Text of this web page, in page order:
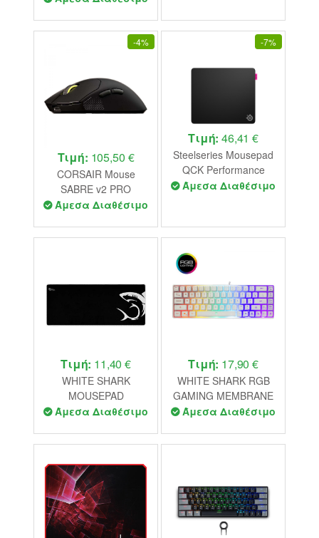
-4%
Τιμή: 105,50 €
CORSAIR Mouse
SABRE v2 PRO
Ultralight (Black) ( CH-
Άμεσα Διαθέσιμο
-7%
Τιμή:46,41 €
Steelseries Mousepad
QCK Performance
Large - Speed (63430)
Άμεσα Διαθέσιμο
Τιμή: 11,40 €
WHITE SHARK
MOUSEPAD
800x350x3mm SHARK
Άμεσα Διαθέσιμο
Τιμή: 17,90 €
WHITE SHARK RGB
GAMING MEMBRANE
KEYBOARD RONIN
Άμεσα Διαθέσιμο